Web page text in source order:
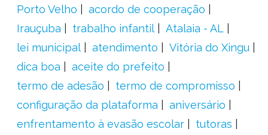
Porto Velho
acordo de cooperação
Irauçuba
trabalho infantil
Atalaia - AL
lei municipal
atendimento
Vitória do Xingu
dica boa
aceite do prefeito
termo de adesão
termo de compromisso
configuração da plataforma
aniversário
enfrentamento à evasão escolar
tutoras